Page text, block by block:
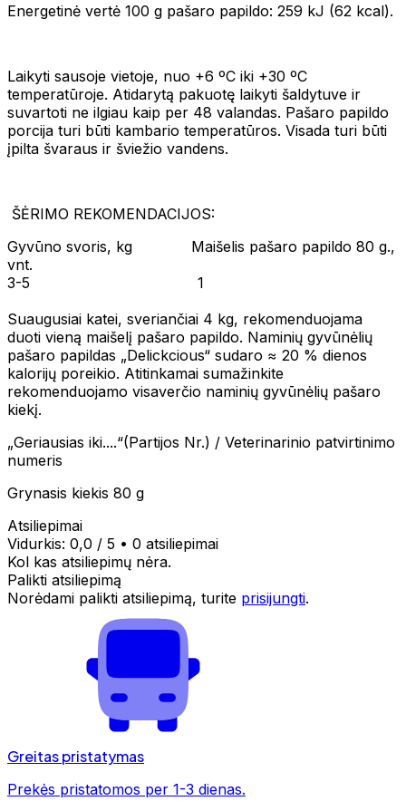
Energetinė vertė 100 g pašaro papildo: 259 kJ (62 kcal).
Laikyti sausoje vietoje, nuo +6 ºC iki +30 ºC
temperatūroje. Atidarytą pakuotę laikyti šaldytuve ir
suvartoti ne ilgiau kaip per 48 valandas. Pašaro papildo
porcija turi būti kambario temperatūros. Visada turi būti
įpilta švaraus ir šviežio vandens.
ŠĖRIMO REKOMENDACIJOS:
Gyvūno svoris, kg Maišelis pašaro papildo 80 g.,
vnt.
3-5 1
Suaugusiai katei, sveriančiai 4 kg, rekomenduojama
duoti vieną maišelį pašaro papildo. Naminių gyvūnėlių
pašaro papildas „Delickcious“ sudaro ≈ 20 % dienos
kalorijų poreikio. Atitinkamai sumažinkite
rekomenduojamo visaverčio naminių gyvūnėlių pašaro
kiekį.
„Geriausias iki....“(Partijos Nr.) / Veterinarinio patvirtinimo
numeris
Grynasis kiekis 80 g
Atsiliepimai
Vidurkis: 0,0 / 5 • 0 atsiliepimai
Kol kas atsiliepimų nėra.
Palikti atsiliepimą
Norėdami palikti atsiliepimą, turite prisijungti.
Greitas pristatymas
Prekės pristatomos per 1-3 dienas.